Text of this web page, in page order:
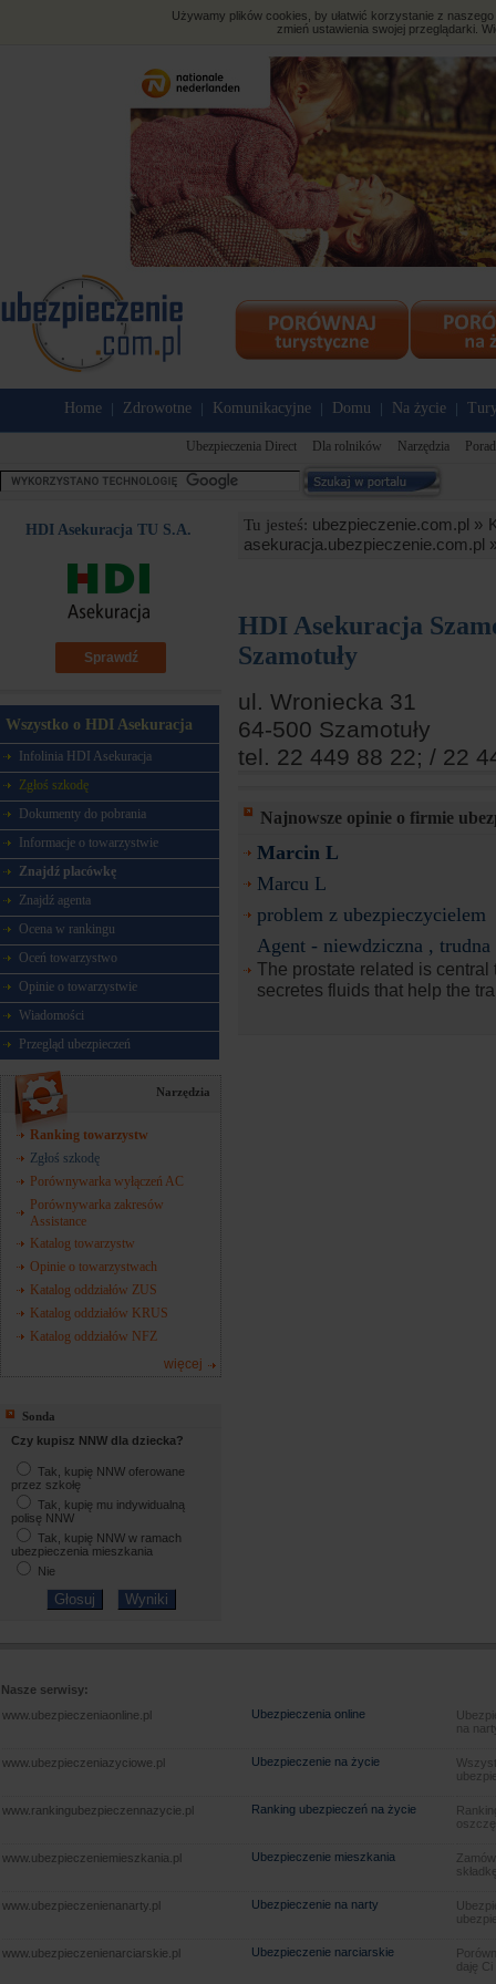
Używamy plików cookies, by ułatwić korzystanie z
zmień ustawienia swojej przeglądarki.
Home Zdrowotne Komunikacyjne Domu Na życie
Ubezpieczenia Direct Dla rolników Narzędzia
HDI Asekuracja TU S.A.
Sprawdź
Wszystko o HDI Asekuracja
Infolinia HDI Asekuracja
Zgłoś szkodę
Dokumenty do pobrania
Informacje o towarzystwie
Znajdź placówkę
Znajdź agenta
Ocena w rankingu
Oceń towarzystwo
Opinie o towarzystwie
Wiadomości
Przegląd ubezpieczeń
Narzędzia
Ranking towarzystw
Zgłoś szkodę
Porównywarka wyłączeń AC
Porównywarka zakresów
Assistance
Katalog towarzystw
Opinie o towarzystwach
Katalog oddziałów ZUS
Katalog oddziałów KRUS
Katalog oddziałów NFZ
więcej
Sonda
Czy kupisz NNW dla dziecka?
Tak, kupię NNW oferowane
przez szkołę
Tak, kupię mu indywidualną
polisę NNW
Tak, kupię NNW w ramach
ubezpieczenia mieszkania
Nie
Tu jesteś: ubezpieczenie.com.pl »
asekuracja.ubezpieczenie.com.pl
HDI Asekuracja
Szamotuły
ul. Wroniecka 31
64-500 Szamotuły
tel. 22 449 88 22; / 22
Najnowsze opinie o firmie
Marcin L
Marcu L
problem z ubezpieczycielem
Agent - niewdziczna , trudna
The prostate related is
secretes fluids that help the
Nasze serwisy:
www.ubezpieczeniaonline.pl
Ubezpieczenia online
na
www.ubezpieczeniazyciowe.pl Ubezpieczenie na życie
www.rankingubezpieczennazycie.pl Ranking ubezpieczeń na życie
www.ubezpieczeniemieszkania.pl Ubezpieczenie mieszkania
www.ubezpieczenienanarty.pl Ubezpieczenie na narty
www.ubezpieczenienarciarskie.pl Ubezpieczenie narciarskie
daję